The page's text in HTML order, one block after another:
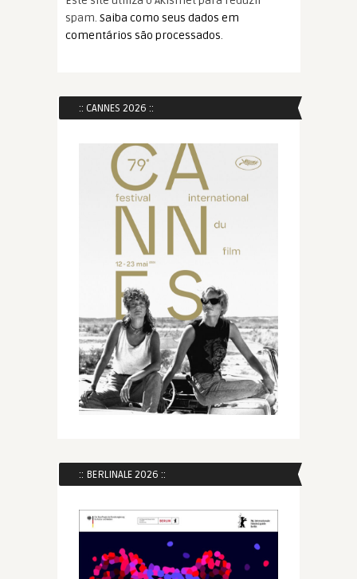
spam. Saiba como seus dados em
comentários são processados.
:: CANNES 2026 ::
:: BERLINALE 2026 ::